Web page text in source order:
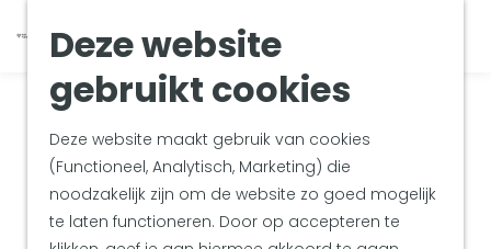
Deze website
gebruikt cookies
Deze website maakt gebruik van cookies
(Functioneel, Analytisch, Marketing) die
noodzakelijk zijn om de website zo goed mogelijk
te laten functioneren. Door op accepteren te
K
a
a
r
t
Z
o
e
k
e
n
M
e
u
Zuiderwaterlinie
Met groepen
Met kinderen
In de omgeving
Plan je bezoek
Bereikbaarheid
Overnachten